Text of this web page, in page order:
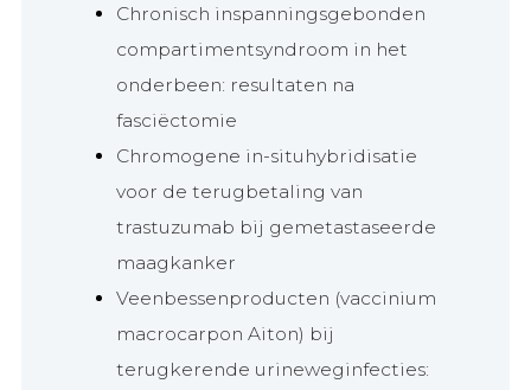
Chronisch inspanningsgebonden
compartimentsyndroom in het
onderbeen: resultaten na
fasciëctomie
Chromogene in-situhybridisatie
voor de terugbetaling van
trastuzumab bij gemetastaseerde
maagkanker
Veenbessenproducten (vaccinium
macrocarpon Aiton) bij
terugkerende urineweginfecties: